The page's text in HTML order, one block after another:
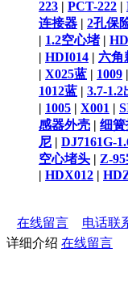
223 | PCT-222 |
连接器 | 2孔保
| 1.2空心堵|
| HDI014 | 六角
| X025蓝 | 1009 |
1012蓝 | 3.7-1.2
| 1005 | X001 |
感器外壳 | 细
尼 | DJ7161G-
空心堵头 | Z-
| HDX012 |
在线留言 电话联
详细介绍 在线留言